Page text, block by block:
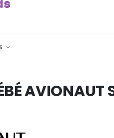
AVIONAUT